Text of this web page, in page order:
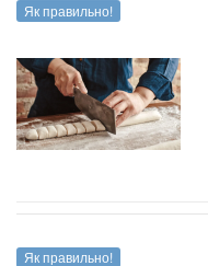
Як правильно!
Як правильно!